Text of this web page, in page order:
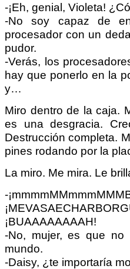
-¡Eh, genial, Violeta!
-No soy capaz de
procesador con un
pudor.
-Verás, los
hay que ponerlo en la
y…
Miro dentro de la caja.
es una desgracia.
Destrucción completa.
pines rodando por la
La miro. Me mira. Le
-
¡BUAAAAAAAAH!
-No, mujer, es que no
mundo.
-Daisy, ¿te importaría